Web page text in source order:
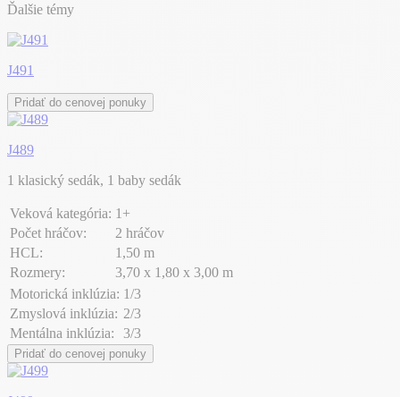
Ďalšie témy
J491
Pridať do cenovej ponuky
J489
1 klasický sedák, 1 baby sedák
Veková kategória: 1+
Počet hráčov:
2 hráčov
HCL:
1,50 m
Rozmery:
3,70 x 1,80 x 3,00 m
Motorická inklúzia: 1/3
Zmyslová inklúzia: 2/3
Mentálna inklúzia:
3/3
Pridať do cenovej ponuky